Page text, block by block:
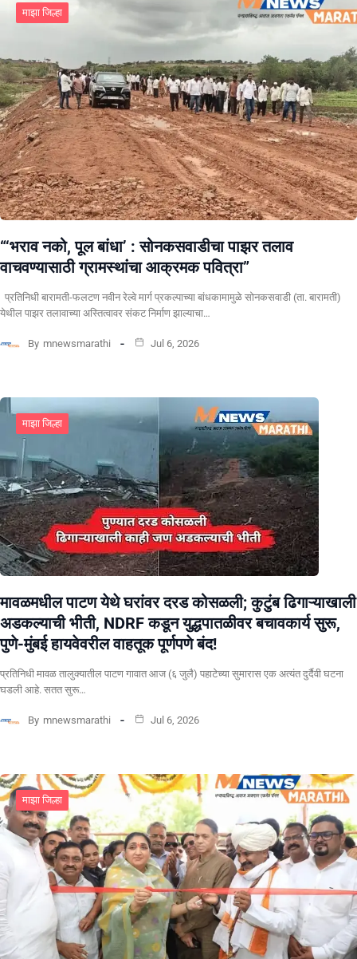
माझा जिल्हा
“‘भराव नको, पूल बांधा’ : सोनकसवाडीचा पाझर तलाव
वाचवण्यासाठी ग्रामस्थांचा आक्रमक पवित्रा”
प्रतिनिधी बारामती-फलटण नवीन रेल्वे मार्ग प्रकल्पाच्या बांधकामामुळे सोनकसवाडी (ता. बारामती)
येथील पाझर तलावाच्या अस्तित्वावर संकट निर्माण झाल्याचा…
By mnewsmarathi Jul 6, 2026
माझा जिल्हा
मावळमधील पाटण येथे घरांवर दरड कोसळली; कुटुंब ढिगाऱ्याखाली
अडकल्याची भीती, NDRF कडून युद्धपातळीवर बचावकार्य सुरू,
पुणे-मुंबई हायवेवरील वाहतूक पूर्णपणे बंद!
​प्रतिनिधी मावळ तालुक्यातील पाटण गावात आज (६ जुलै) पहाटेच्या सुमारास एक अत्यंत दुर्दैवी घटना
घडली आहे. सतत सुरू…
By mnewsmarathi Jul 6, 2026
माझा जिल्हा